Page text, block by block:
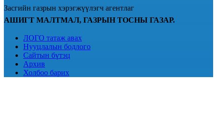
Засгийн газрын хэрэгжүүлэгч агентлаг
АШИГТ МАЛТМАЛ, ГАЗРЫН ТОСНЫ ГАЗАР.
ЛОГО татаж авах
Нууцлалын бодлого
Сайтын бүтэц
Архив
Холбоо барих